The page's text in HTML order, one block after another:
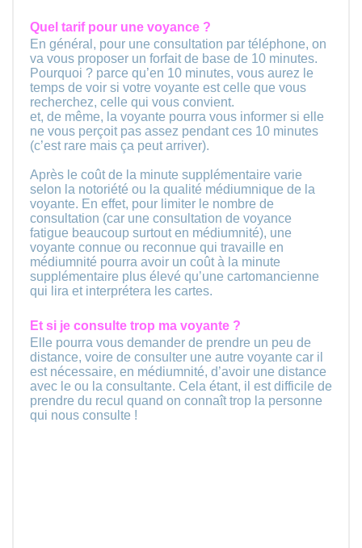
Quel tarif pour une voyance ?
En général, pour une consultation par téléphone, on
va vous proposer un forfait de base de 10 minutes.
Pourquoi ? parce qu’en 10 minutes, vous aurez le
temps de voir si votre voyante est celle que vous
recherchez, celle qui vous convient.
et, de même, la voyante pourra vous informer si elle
ne vous perçoit pas assez pendant ces 10 minutes
(c’est rare mais ça peut arriver).
Après le coût de la minute supplémentaire varie
selon la notoriété ou la qualité médiumnique de la
voyante. En effet, pour limiter le nombre de
consultation (car une consultation de voyance
fatigue beaucoup surtout en médiumnité), une
voyante connue ou reconnue qui travaille en
médiumnité pourra avoir un coût à la minute
supplémentaire plus élevé qu’une cartomancienne
qui lira et interprétera les cartes.
Et si je consulte trop ma voyante ?
Elle pourra vous demander de prendre un peu de
distance, voire de consulter une autre voyante car il
est nécessaire, en médiumnité, d’avoir une distance
avec le ou la consultante. Cela étant, il est difficile de
prendre du recul quand on connaît trop la personne
qui nous consulte !